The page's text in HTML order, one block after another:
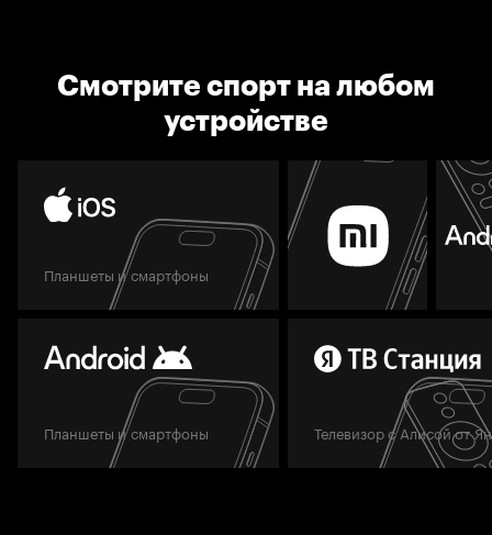
Смотрите спорт на любом
устройстве
Планшеты и смартфоны
Планшеты и смартфоны Телевизор с Алисой от